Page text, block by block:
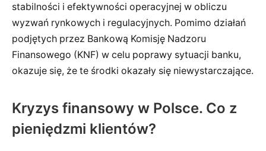
stabilności i efektywności operacyjnej w obliczu
wyzwań rynkowych i regulacyjnych. Pomimo działań
podjętych przez Bankową Komisję Nadzoru
Finansowego (KNF) w celu poprawy sytuacji banku,
okazuje się, że te środki okazały się niewystarczające.
Kryzys finansowy w Polsce. Co z
pieniędzmi klientów?